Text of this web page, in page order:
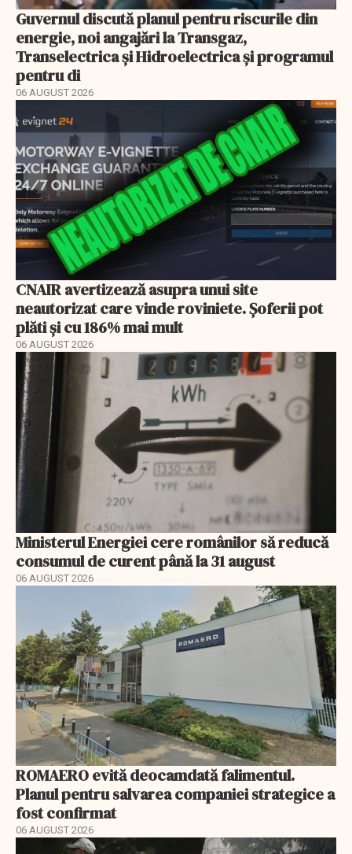
Guvernul discută planul pentru riscurile din
energie, noi angajări la Transgaz,
Transelectrica și Hidroelectrica și programul
pentru di
06 AUGUST 2026
CNAIR avertizează asupra unui site
neautorizat care vinde roviniete. Șoferii pot
plăti și cu 186% mai mult
06 AUGUST 2026
Ministerul Energiei cere românilor să reducă
consumul de curent până la 31 august
06 AUGUST 2026
ROMAERO evită deocamdată falimentul.
Planul pentru salvarea companiei strategice a
fost confirmat
06 AUGUST 2026